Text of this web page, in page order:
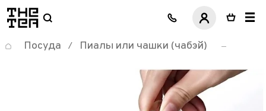
логотип
Посуда / Пиалы или чашки (чабэй)